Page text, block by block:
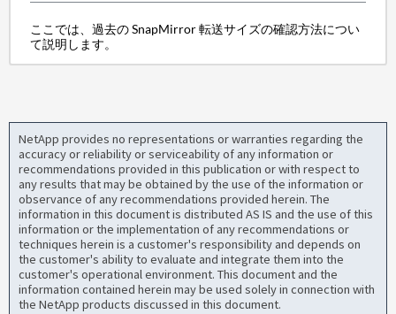
ここでは、過去の SnapMirror 転送サイズの確認方法につい
て説明します。
NetApp provides no representations or warranties regarding the
accuracy or reliability or serviceability of any information or
recommendations provided in this publication or with respect to
any results that may be obtained by the use of the information or
observance of any recommendations provided herein. The
information in this document is distributed AS IS and the use of this
information or the implementation of any recommendations or
techniques herein is a customer's responsibility and depends on
the customer's ability to evaluate and integrate them into the
customer's operational environment. This document and the
information contained herein may be used solely in connection with
the NetApp products discussed in this document.